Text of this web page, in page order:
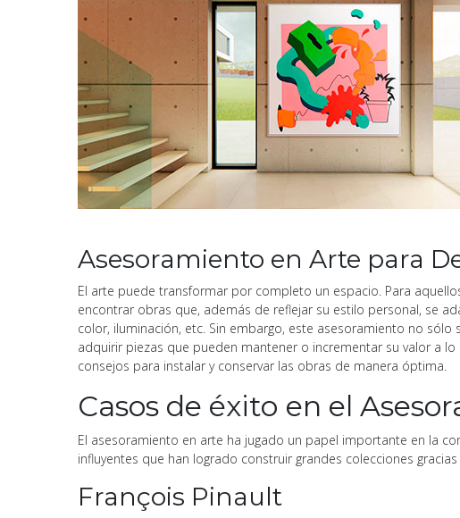
Asesoramiento en Arte para
El arte puede transformar por completo un espacio. Para
encontrar obras que, además de reflejar su estilo personal, se
color, iluminación, etc. Sin embargo, este asesoramiento no
adquirir piezas que pueden mantener o incrementar su valor a
consejos para instalar y conservar las obras de manera óptima.
Casos de éxito en el
El asesoramiento en arte ha jugado un papel importante en la
influyentes que han logrado construir grandes colecciones
François Pinault